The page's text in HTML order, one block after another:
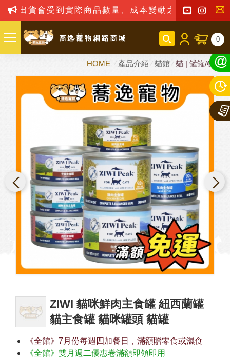
出貨會受到實際商品數量、成本變動之影響，我司保
聯
我
們
0
HOME 產品介紹 貓館 貓 | 罐罐/餐包
ZIWI 貓咪鮮肉主食罐 紐西蘭罐
貓主食罐 貓咪罐頭 貓罐
《全館》7月份每週四加餐日，滿額贈零食或濕食
《全館》雙月週二優惠卷滿額即領即用